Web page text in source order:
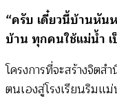
“ครับ เดี๋ยวนี้บ้านหัน
บ้าน ทุกคนใช้แม่น้ำ
โครงการที่จะสร้างจิต
ตนเองสู่โรงเรียนริมแ